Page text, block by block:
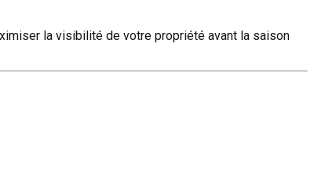
la visibilité de votre propriété avant la saison